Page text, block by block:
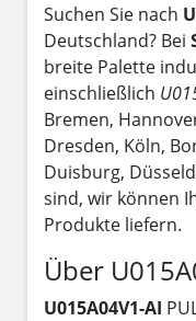
Suchen Sie nach
Deutschland? Bei
breite Palette
einschließlich
Bremen,
Dresden, Köln,
Duisburg,
sind, wir können
Produkte liefern.
Über
U015A04V1-AI